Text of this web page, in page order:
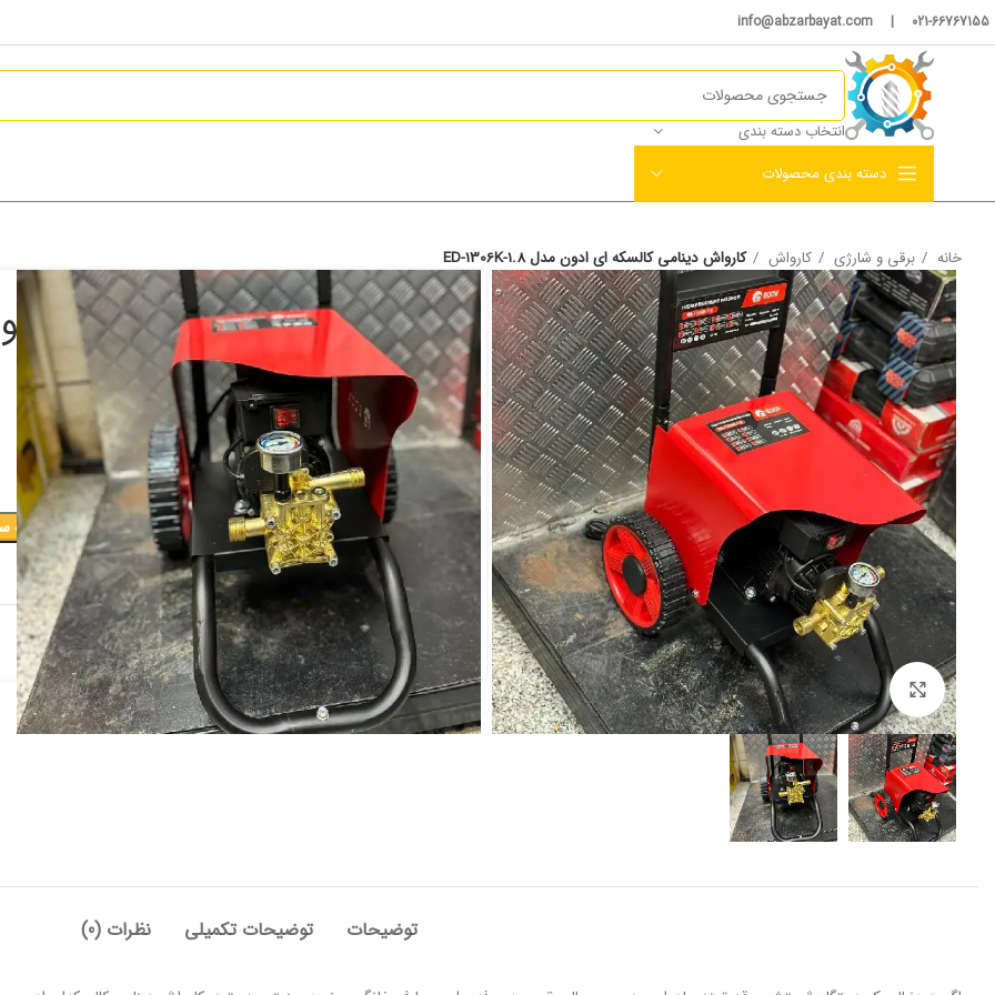
021-66767155 | info@abzarbayat.com
انتخاب دسته بندی
دسته بندی محصولات
خانه برقی و شارژی کارواش کارواش دینامی کالسکه ای ادون مدل ED-1306K-1.8
برای بزرگنمایی کلیک کنید
1.8
14,509,000 تومان
افزودن به
افزودن به علاقه مندی
دسته: برقی و شارژی کارواش
توضیحات توضیحات تکمیلی نظرات (0)